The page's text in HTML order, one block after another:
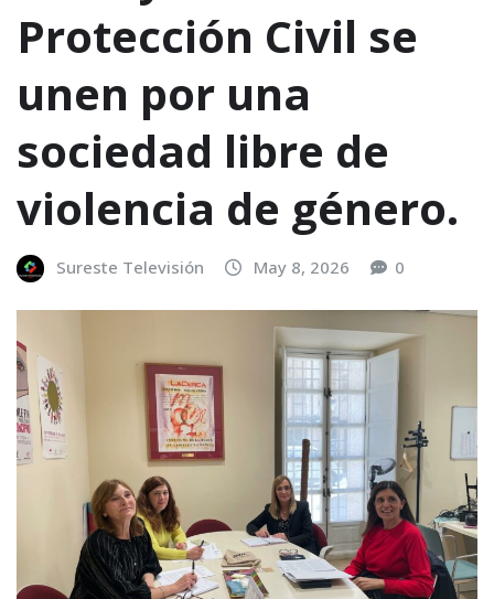
Protección Civil se
unen por una
sociedad libre de
violencia de género.
Sureste Televisión May 8, 2026 0